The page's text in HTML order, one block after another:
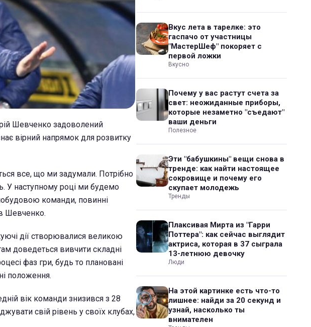
Шевченко задоволений
вірний напрямок для розвитку
все, що ми задумали. Потрібно
У наступному році ми будемо
команди, повинні
Шевченко.
дії створювалися великою
доведеться вивчити складні
фаз гри, будь то плановані
положення.
вік команди знизився з 28
свій рівень у своїх клубах,
Вкус лета в тарелке: это
гаспачо от участницы
"МастерШеф" покоряет с
первой ложки
Вкусно
Почему у вас растут счета за
свет: неожиданные приборы,
которые незаметно "съедают"
ваши деньги
Полезное
Эти "бабушкины" вещи снова в
тренде: как найти настоящее
сокровище и почему его
скупает молодежь
Тренды
Плаксивая Мирта из "Гарри
Поттера": как сейчас выглядит
актриса, которая в 37 сыграла
13-летнюю девочку
Люди
На этой картинке есть что-то
лишнее: найди за 20 секунд и
узнай, насколько ты
внимателен